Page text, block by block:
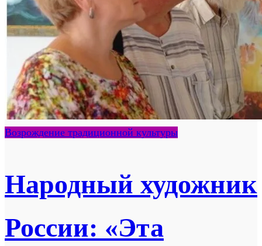
Возрождение традиционной культуры
Народный художник
России: «Эта